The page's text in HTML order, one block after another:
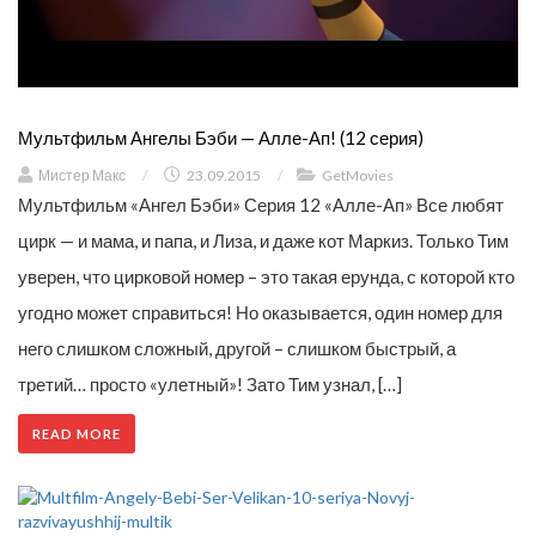
Мультфильм Ангелы Бэби — Алле-Ап! (12 серия)
Мистер Макс / 23.09.2015 / GetMovies
Мультфильм «Ангел Бэби» Серия 12 «Алле-Ап» Все любят
цирк — и мама, и папа, и Лиза, и даже кот Маркиз. Только Тим
уверен, что цирковой номер – это такая ерунда, с которой кто
угодно может справиться! Но оказывается, один номер для
него слишком сложный, другой – слишком быстрый, а
третий… просто «улетный»! Зато Тим узнал, […]
READ MORE